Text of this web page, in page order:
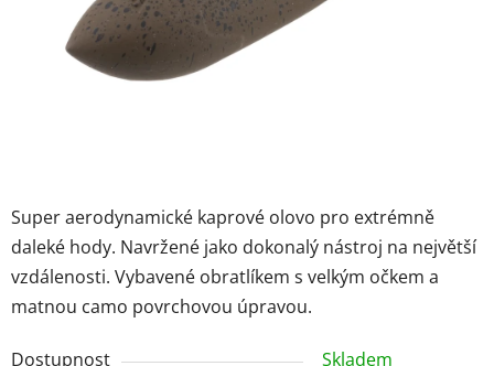
Super aerodynamické kaprové olovo pro extrémně
daleké hody. Navržené jako dokonalý nástroj na největší
vzdálenosti. Vybavené obratlíkem s velkým očkem a
matnou camo povrchovou úpravou.
Dostupnost
Skladem